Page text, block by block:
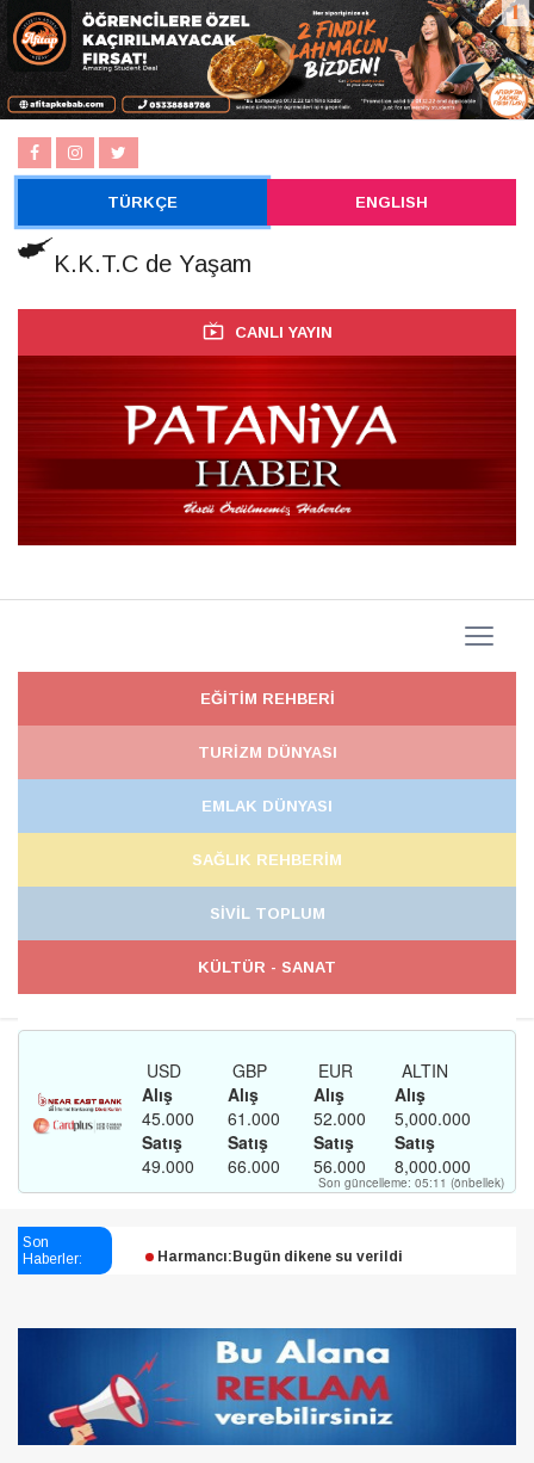
TÜRKÇE ENGLISH
K.K.T.C de Yaşam
CANLI YAYIN
EĞİTİM REHBERİ
TURİZM DÜNYASI
EMLAK DÜNYASI
SAĞLIK REHBERİM
SİVİL TOPLUM
KÜLTÜR - SANAT
Son
Haberler:
Şampiyon Melekleri Yaşatma
Derneği:Vicdanlarınız tutsak, kalemleriniz esir